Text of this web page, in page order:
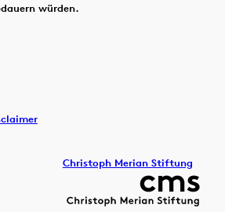
würden.
Christoph Merian Stiftung